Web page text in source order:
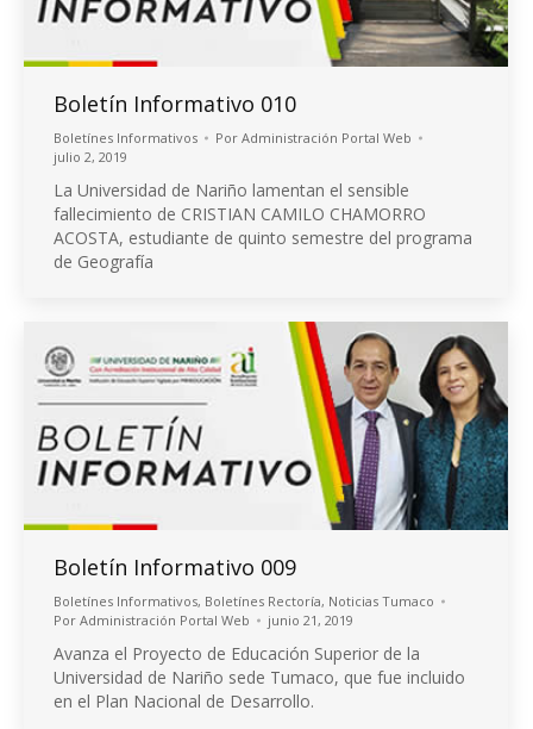
Boletín Informativo 010
Boletínes Informativos Por Administración Portal Web
julio 2, 2019
La Universidad de Nariño lamentan el sensible
fallecimiento de CRISTIAN CAMILO CHAMORRO
ACOSTA, estudiante de quinto semestre del programa
de Geografía
Boletín Informativo 009
Boletínes Informativos, Boletínes Rectoría, Noticias Tumaco
Por Administración Portal Web junio 21, 2019
Avanza el Proyecto de Educación Superior de la
Universidad de Nariño sede Tumaco, que fue incluido
en el Plan Nacional de Desarrollo.